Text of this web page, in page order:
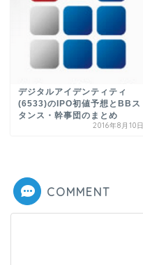
デジタルアイデンティティ
(6533)のIPO初値予想とBBス
タンス・幹事団のまとめ
2016年8月10日
COMMENT